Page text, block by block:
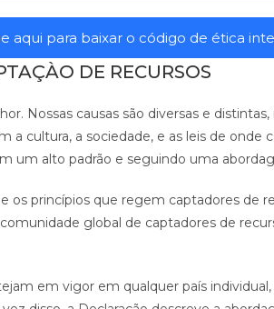
aqui para baixar o código de ética
DE RECURSOS
Nossas causas são diversas e distintas,
cultura, a sociedade, e as leis de onde
um alto padrão e seguindo uma
os princípios que regem captadores de
global de captadores de
em vigor em qualquer país